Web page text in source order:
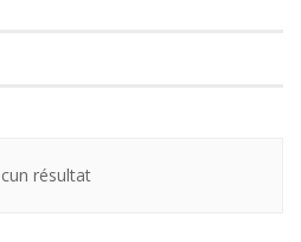
résultat